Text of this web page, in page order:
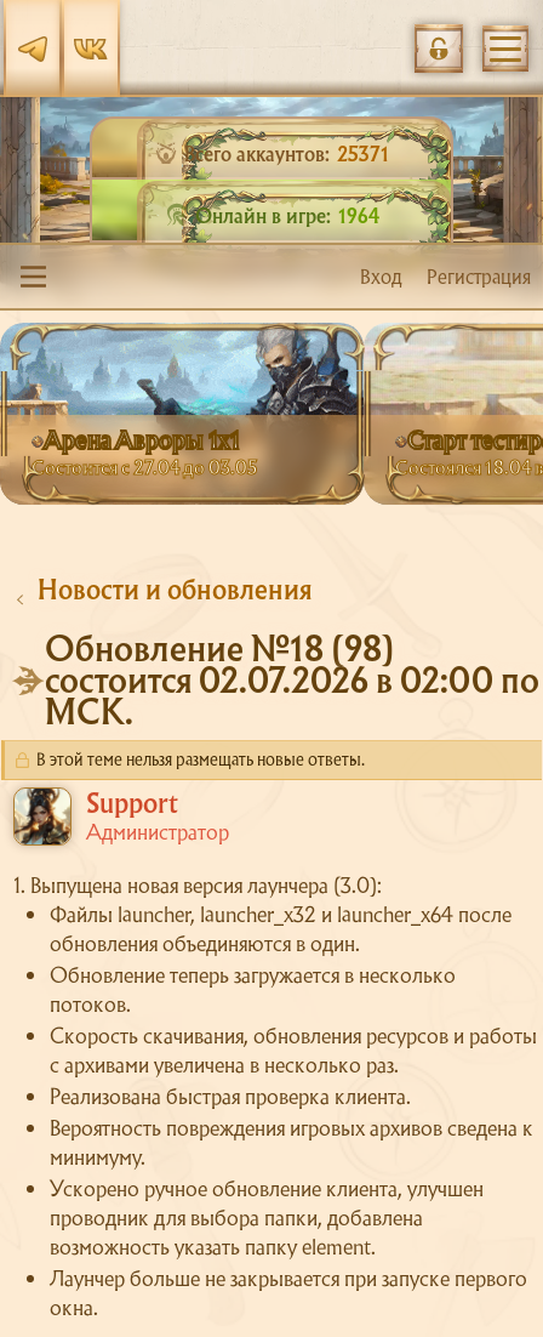
Всего аккаунтов: 25371
Онлайн в игре: 1964
Вход Регистрация
Арена Авроры 1х1
Состоится с 27.04 до 03.05
Старт
Состоялся 18.04
Новости и обновления
Обновление №18 (98)
состоится 02.07.2026 в 02:00 по
МСК.
В этой теме нельзя размещать новые ответы.
Support
Администратор
1. Выпущена новая версия лаунчера (3.0):
Файлы launcher, launcher_x32 и launcher_x64 после
обновления объединяются в один.
Обновление теперь загружается в несколько
потоков.
Скорость скачивания, обновления ресурсов и работы
с архивами увеличена в несколько раз.
Реализована быстрая проверка клиента.
Вероятность повреждения игровых архивов сведена к
минимуму.
Ускорено ручное обновление клиента, улучшен
проводник для выбора папки, добавлена
возможность указать папку element.
Лаунчер больше не закрывается при запуске первого
окна.